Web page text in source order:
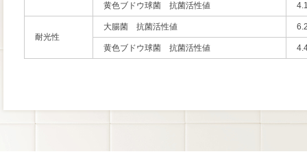
黄色ブドウ球菌 抗菌活性値
耐光性
大腸菌 抗菌活性値
黄色ブドウ球菌 抗菌活性値